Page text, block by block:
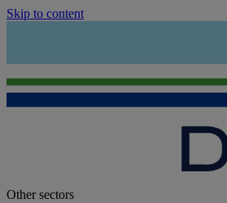
Skip to content
Other sectors